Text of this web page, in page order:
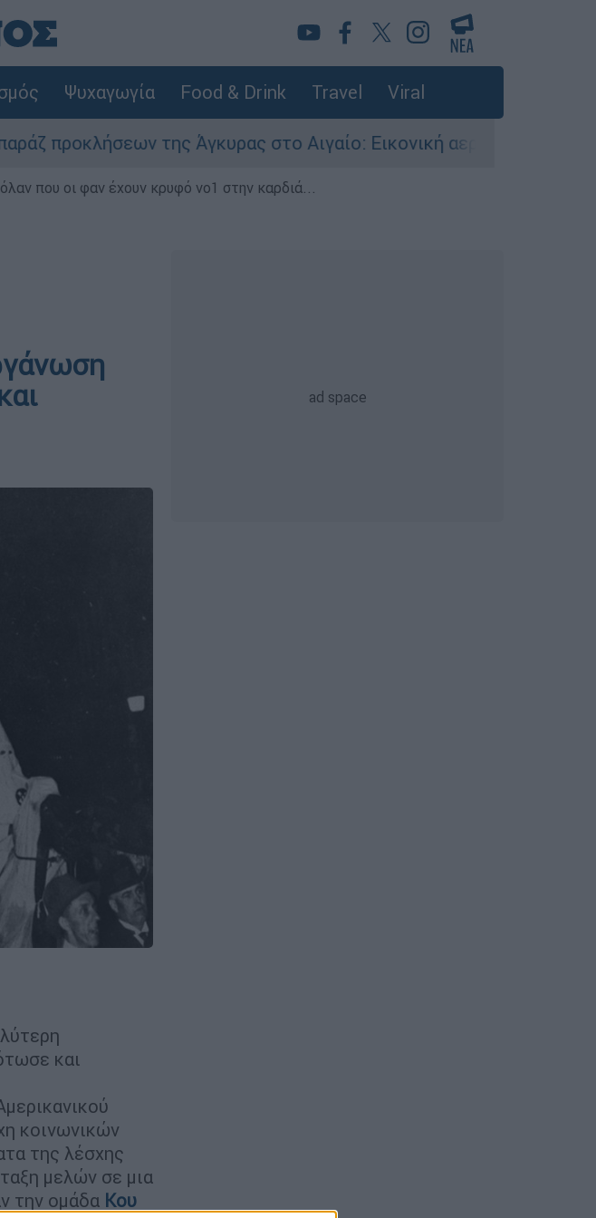
Ψυχαγωγία Food & Drink Travel Viral
της Άγκυρας στο Αιγαίο: Εικονική αερομαχία ανάμεσα σε
που οι φαν έχουν κρυφό νο1 στην καρδιά...
και
κοινωνικών
της λέσχης
μελών σε μια
την ομάδα Κου